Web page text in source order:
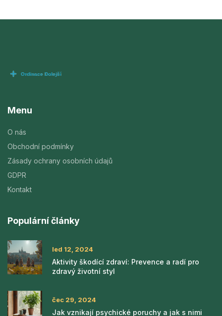
Menu
O nás
Obchodní podmínky
Zásady ochrany osobních údajů
GDPR
Kontakt
Populární články
led 12, 2024
Aktivity škodící zdraví: Prevence a radí pro
zdravý životní styl
čec 29, 2024
Jak vznikají psychické poruchy a jak s nimi